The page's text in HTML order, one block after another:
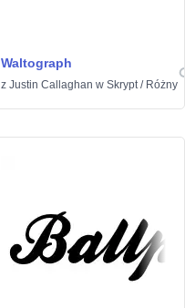
Waltograph
z Justin Callaghan w Skrypt/ Różny